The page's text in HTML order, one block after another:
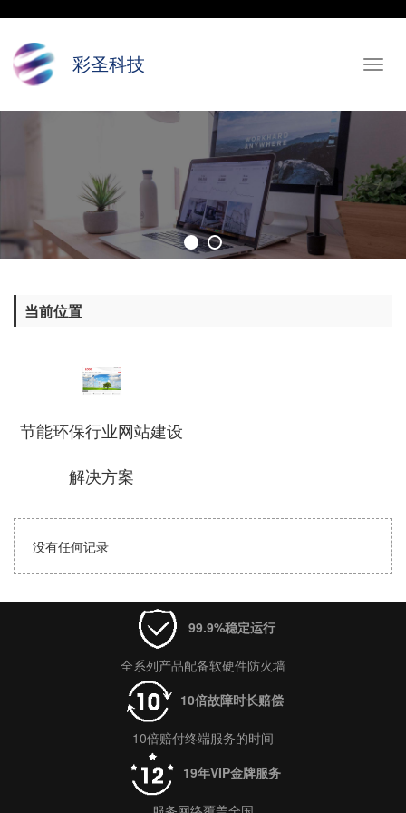
彩圣科技
当前位置
节能环保行业网站建设
解决方案
没有任何记录
99.9%稳定运行
全系列产品配备软硬件防火墙
10倍故障时长赔偿
10倍赔付终端服务的时间
19年VIP金牌服务